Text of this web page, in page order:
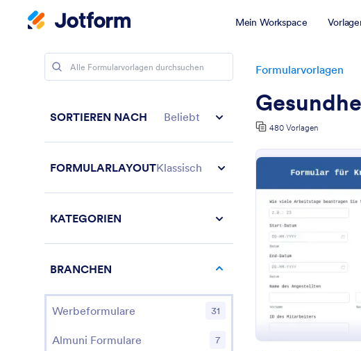
Mein Workspace
Formularvorlagen
480 Vorlagen
SORTIEREN NACH Beliebt
FORMULARLAYOUTKlassisch
KATEGORIEN
BRANCHEN
Werbeformulare 31
Almuni Formulare 7